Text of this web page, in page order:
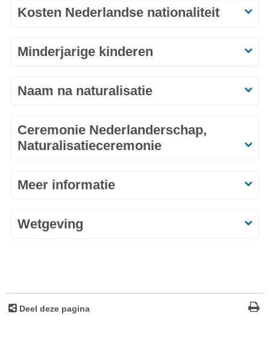
Kosten Nederlandse nationaliteit
Minderjarige kinderen
Naam na naturalisatie
Ceremonie Nederlanderschap,
Naturalisatieceremonie
Meer informatie
Wetgeving
Deel deze pagina